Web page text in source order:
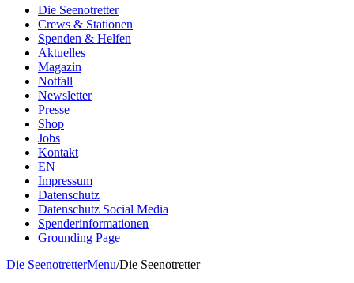
Die Seenotretter
Crews & Stationen
Spenden & Helfen
Aktuelles
Magazin
Notfall
Newsletter
Presse
Shop
Jobs
Kontakt
EN
Impressum
Datenschutz
Datenschutz Social Media
Spenderinformationen
Grounding Page
Die SeenotretterMenu/Die Seenotretter